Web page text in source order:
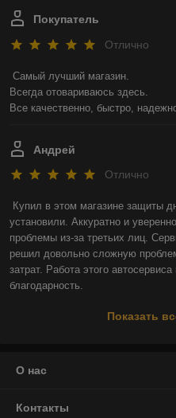
Покупатель
Отлично
Самый лучший магазин.
Всегда отовариваюсь здесь.
Все качественно, быстро,
Андрей
Отлично
Купил в этом магазине защиты
установили. Аккуратно и
проблемы из-за третьих лиц.
решил довольно сложную
затрат. Работа этого
благодарность.
Показать
О нас
Контакты